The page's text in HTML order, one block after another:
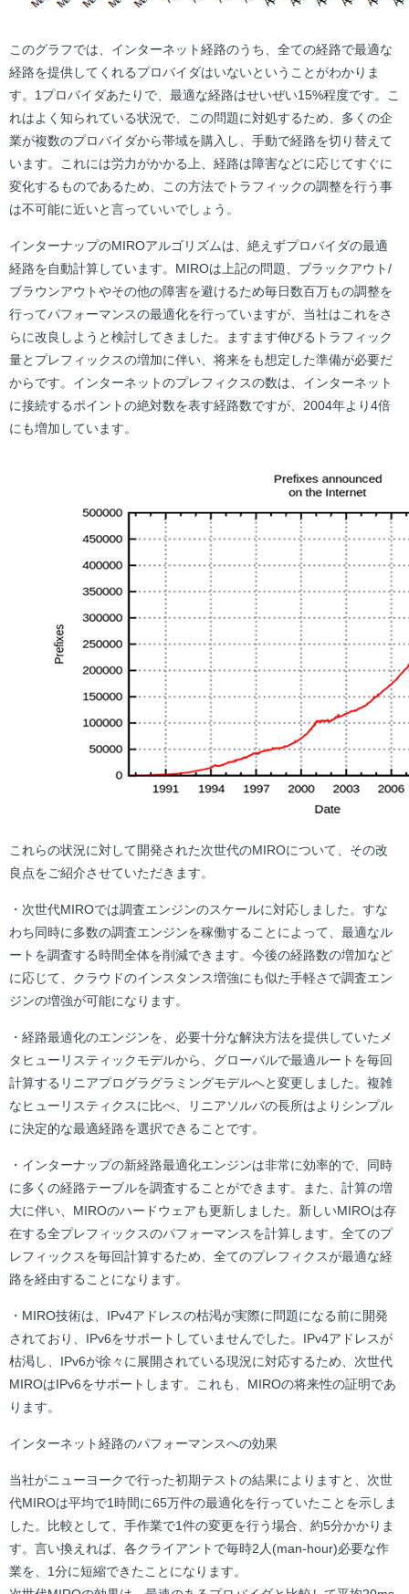
このグラフでは、インターネット経路のうち、全ての経路で最適な
経路を提供してくれるプロバイダはいないということがわかりま
す。1プロバイダあたりで、最適な経路はせいぜい15%程度です。こ
れはよく知られている状況で、この問題に対処するため、多くの企
業が複数のプロバイダから帯域を購入し、手動で経路を切り替えて
います。これには労力がかかる上、経路は障害などに応じてすぐに
変化するものであるため、この方法でトラフィックの調整を行う事
は不可能に近いと言っていいでしょう。
インターナップのMIROアルゴリズムは、絶えずプロバイダの最適
経路を自動計算しています。MIROは上記の問題、ブラックアウト/
ブラウンアウトやその他の障害を避けるため毎日数百万もの調整を
行ってパフォーマンスの最適化を行っていますが、当社はこれをさ
らに改良しようと検討してきました。ますます伸びるトラフィック
量とプレフィックスの増加に伴い、将来をも想定した準備が必要だ
からです。インターネットのプレフィクスの数は、インターネット
に接続するポイントの絶対数を表す経路数ですが、2004年より4倍
にも増加しています。
これらの状況に対して開発された次世代のMIROについて、その改
良点をご紹介させていただきます。
・次世代MIROでは調査エンジンのスケールに対応しました。すな
わち同時に多数の調査エンジンを稼働することによって、最適なル
ートを調査する時間全体を削減できます。今後の経路数の増加など
に応じて、クラウドのインスタンス増強にも似た手軽さで調査エン
ジンの増強が可能になります。
・経路最適化のエンジンを、必要十分な解決方法を提供していたメ
タヒューリスティックモデルから、グローバルで最適ルートを毎回
計算するリニアプログラグラミングモデルへと変更しました。複雑
なヒューリスティクスに比べ、リニアソルバの長所はよりシンプル
に決定的な最適経路を選択できることです。
・インターナップの新経路最適化エンジンは非常に効率的で、同時
に多くの経路テーブルを調査することができます。また、計算の増
大に伴い、MIROのハードウェアも更新しました。新しいMIROは存
在する全プレフィックスのパフォーマンスを計算します。全てのプ
レフィックスを毎回計算するため、全てのプレフィクスが最適な経
路を経由することになります。
・MIRO技術は、IPv4アドレスの枯渇が実際に問題になる前に開発
されており、IPv6をサポートしていませんでした。IPv4アドレスが
枯渇し、IPv6が徐々に展開されている現況に対応するため、次世代
MIROはIPv6をサポートします。これも、MIROの将来性の証明であ
ります。
インターネット経路のパフォーマンスへの効果
当社がニューヨークで行った初期テストの結果によりますと、次世
代MIROは平均で1時間に65万件の最適化を行っていたことを示しま
した。比較として、手作業で1件の変更を行う場合、約5分かかりま
す。言い換えれば、各クライアントで毎時2人(man-hour)必要な作
業を、1分に短縮できたことになります。